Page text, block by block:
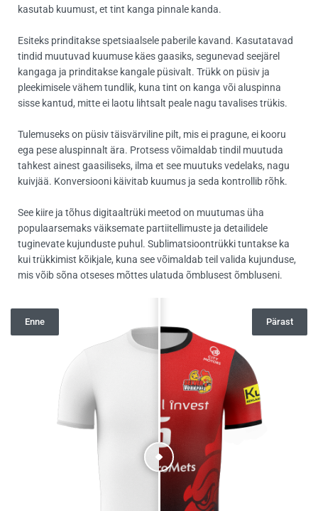
kasutab kuumust, et tint kanga pinnale kanda.
Esiteks prinditakse spetsiaalsele paberile kavand. Kasutatavad
tindid muutuvad kuumuse käes gaasiks, segunevad seejärel
kangaga ja prinditakse kangale püsivalt. Trükk on püsiv ja
pleekimisele vähem tundlik, kuna tint on kanga või aluspinna
sisse kantud, mitte ei laotu lihtsalt peale nagu tavalises trükis.
Tulemuseks on püsiv täisvärviline pilt, mis ei pragune, ei kooru
ega pese aluspinnalt ära. Protsess võimaldab tindil muutuda
tahkest ainest gaasiliseks, ilma et see muutuks vedelaks, nagu
kuivjää. Konversiooni käivitab kuumus ja seda kontrollib rõhk.
See kiire ja tõhus digitaaltrüki meetod on muutumas üha
populaarsemaks väiksemate partiitellimuste ja detailidele
tuginevate kujunduste puhul. Sublimatsioontrükki tuntakse ka
kui trükkimist kõikjale, kuna see võimaldab teil valida kujunduse,
mis võib sõna otseses mõttes ulatuda õmblusest õmbluseni.
Enne Pärast